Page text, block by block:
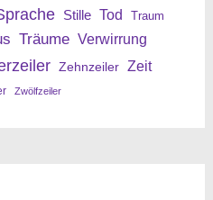
Stille Tod Traum
Träume Verwirrung
Zehnzeiler Zeit
Zwölfzeiler